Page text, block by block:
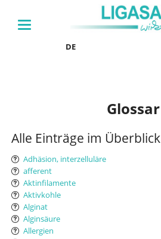
DE
Glossar
Alle Einträge im Überblick
Adhäsion, interzelluläre
afferent
Aktinfilamente
Aktivkohle
Alginat
Alginsäure
Allergien